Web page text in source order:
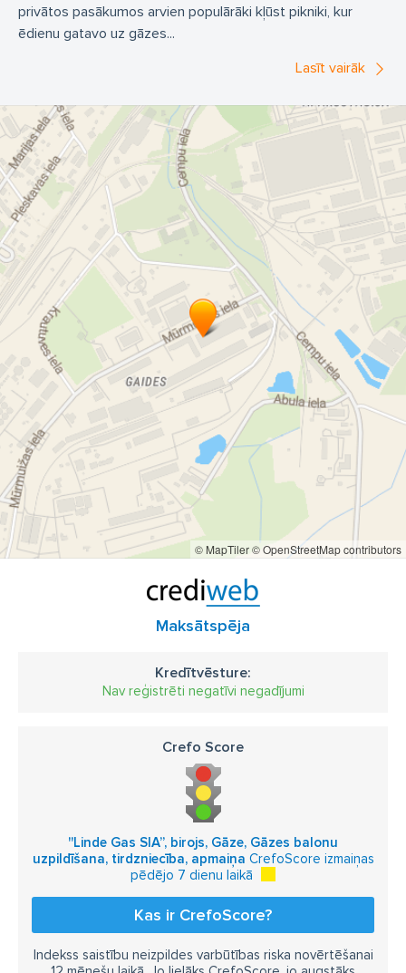
privātos pasākumos arvien populārāki kļūst pikniki, kur
ēdienu gatavo uz gāzes...
Lasīt vairāk
© MapTiler© OpenStreetMap contributors
Maksātspēja
Kredītvēsture:
Nav reģistrēti negatīvi negadījumi
Crefo Score
''Linde Gas SIA”, birojs, Gāze, Gāzes balonu
uzpildīšana, tirdzniecība, apmaiņa CrefoScore izmaiņas
pēdējo 7 dienu laikā
Kas ir CrefoScore?
Indekss saistību neizpildes varbūtības riska novērtēšanai